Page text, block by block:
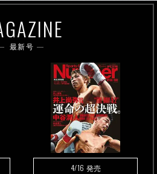
最新号
4/16 発売